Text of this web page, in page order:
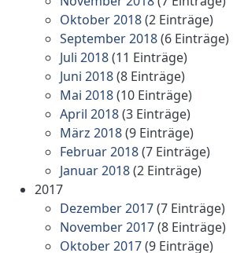
Oktober 2018(2 Einträge)
September 2018(6 Einträge)
Juli 2018(11 Einträge)
Juni 2018(8 Einträge)
Mai 2018(10 Einträge)
April 2018(3 Einträge)
März 2018(9 Einträge)
Februar 2018(7 Einträge)
Januar 2018(2 Einträge)
2017
Dezember 2017(7 Einträge)
November 2017(8 Einträge)
Oktober 2017(9 Einträge)